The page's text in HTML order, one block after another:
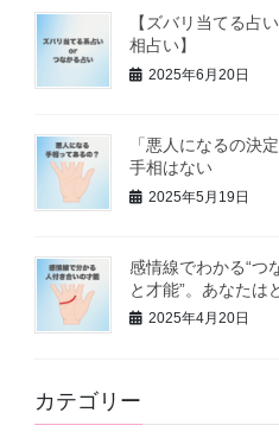
【ズバリ当てる占
相占い】
2025年6月20日
「悪人になるの決
手相はない
2025年5月19日
感情線でわかる“つ
と才能”。あなたは
2025年4月20日
カテゴリー